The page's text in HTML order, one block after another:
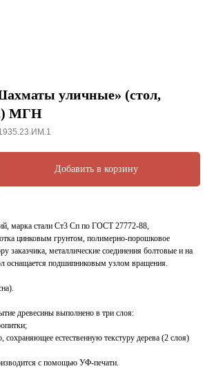
уличные» (стол,
МГН
Добавить в корзину
марка стали Ст3 Сп по ГОСТ 27772-88,
цинковым грунтом, полимерно-порошковое
заказчика, металлические соединения болтовые и на
оснащается подшипниковым узлом вращения.
древесины выполнено в три слоя:
естественную текстуру дерева (2 слоя)
с помощью УФ-печати.